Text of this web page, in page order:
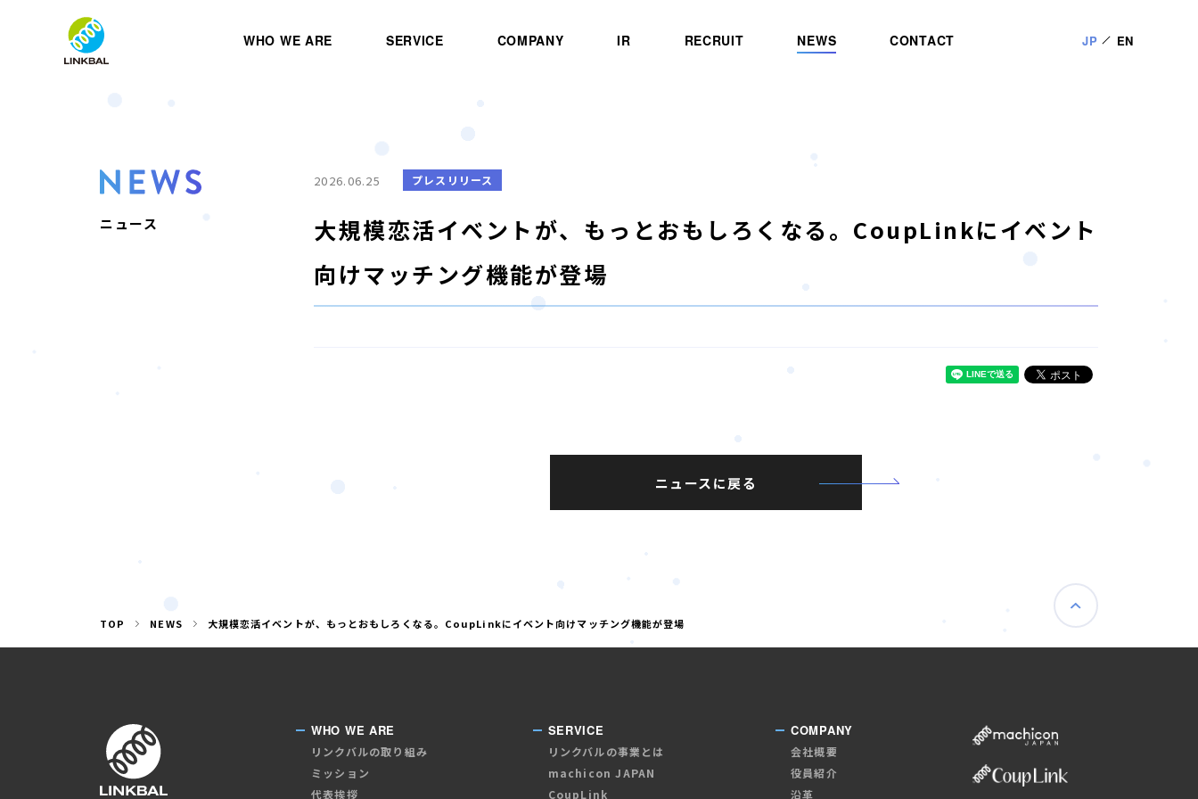
WHO WE ARE SERVICE COMPANY IR RECRUIT NEWS CONTACT JP EN
ニュース
2026.06.25 プレスリリース
大規模恋活イベントが、もっとおもしろくなる。CoupLinkにイベント
向けマッチング機能が登場
ニュースに戻る
TOP NEWS 大規模恋活イベントが、もっとおもしろくなる。CoupLinkにイベント向けマッチング機能が登場
WHO WE ARE
リンクバルの取り組み
ミッション
代表挨拶
SERVICE
リンクバルの事業とは
machicon JAPAN
CoupLink
COMPANY
会社概要
役員紹介
沿革